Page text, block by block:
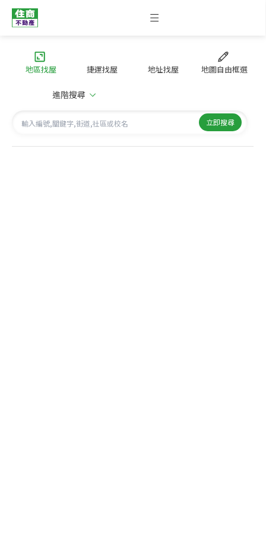
地區找屋 捷運找屋 地址找屋 地圖自由框選
進階搜尋
立即搜尋